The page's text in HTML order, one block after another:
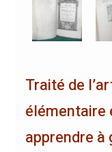
Traité de
élémentaire
apprendre à